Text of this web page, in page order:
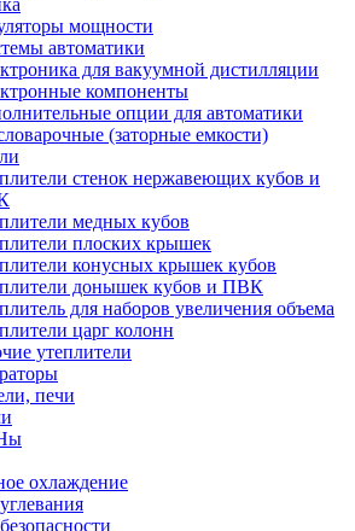
мощности
автоматики
для вакуумной дистилляции
компоненты
опции для автоматики
(заторные емкости)
стенок нержавеющих кубов и
медных кубов
плоских крышек
конусных крышек кубов
донышек кубов и ПВК
для наборов увеличения объема
царг колонн
утеплители
печи
охлаждение